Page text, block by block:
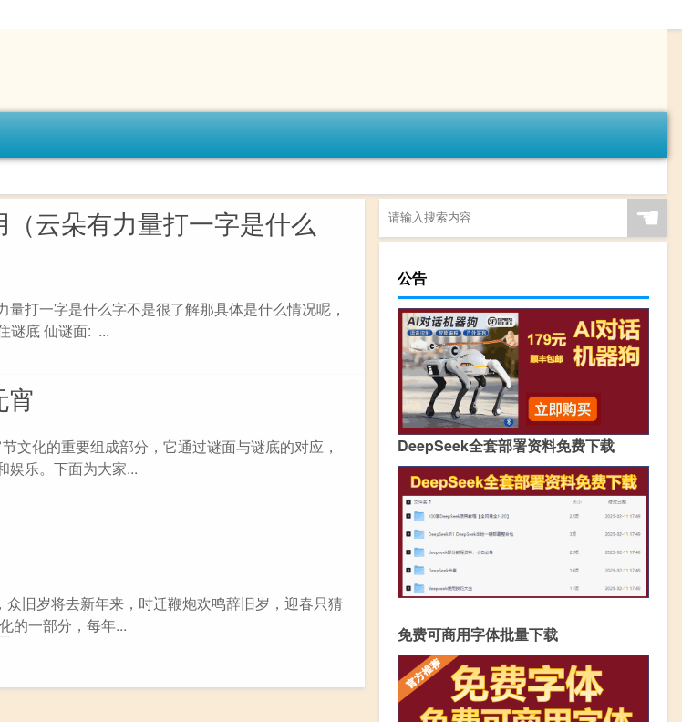
云朵有力量打一字是什么
打一字是什么字不是很了解那具体是什么情况呢，
谜底 仙谜面: ...
宵
文化的重要组成部分，它通过谜面与谜底的对应，
娱乐。下面为大家...
旧岁将去新年来，时迁鞭炮欢鸣辞旧岁，迎春只猜
的一部分，每年...
☚
公告
DeepSeek全套部署资料免费下载
免费可商用字体批量下载